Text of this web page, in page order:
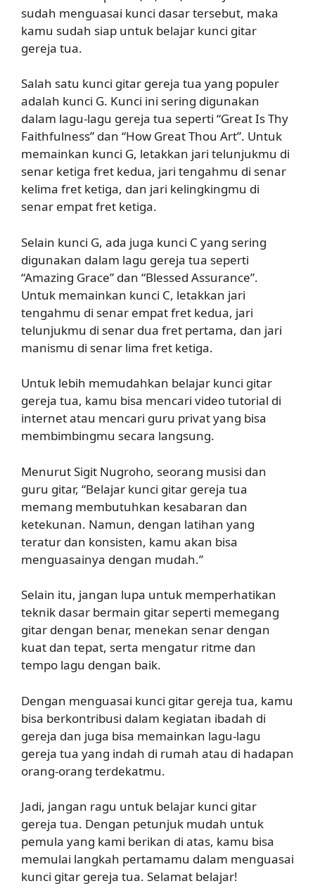
sudah menguasai kunci dasar tersebut, maka
kamu sudah siap untuk belajar kunci gitar
gereja tua.
Salah satu kunci gitar gereja tua yang populer
adalah kunci G. Kunci ini sering digunakan
dalam lagu-lagu gereja tua seperti “Great Is Thy
Faithfulness” dan “How Great Thou Art”. Untuk
memainkan kunci G, letakkan jari telunjukmu di
senar ketiga fret kedua, jari tengahmu di senar
kelima fret ketiga, dan jari kelingkingmu di
senar empat fret ketiga.
Selain kunci G, ada juga kunci C yang sering
digunakan dalam lagu gereja tua seperti
“Amazing Grace” dan “Blessed Assurance”.
Untuk memainkan kunci C, letakkan jari
tengahmu di senar empat fret kedua, jari
telunjukmu di senar dua fret pertama, dan jari
manismu di senar lima fret ketiga.
Untuk lebih memudahkan belajar kunci gitar
gereja tua, kamu bisa mencari video tutorial di
internet atau mencari guru privat yang bisa
membimbingmu secara langsung.
Menurut Sigit Nugroho, seorang musisi dan
guru gitar, “Belajar kunci gitar gereja tua
memang membutuhkan kesabaran dan
ketekunan. Namun, dengan latihan yang
teratur dan konsisten, kamu akan bisa
menguasainya dengan mudah.”
Selain itu, jangan lupa untuk memperhatikan
teknik dasar bermain gitar seperti memegang
gitar dengan benar, menekan senar dengan
kuat dan tepat, serta mengatur ritme dan
tempo lagu dengan baik.
Dengan menguasai kunci gitar gereja tua, kamu
bisa berkontribusi dalam kegiatan ibadah di
gereja dan juga bisa memainkan lagu-lagu
gereja tua yang indah di rumah atau di hadapan
orang-orang terdekatmu.
Jadi, jangan ragu untuk belajar kunci gitar
gereja tua. Dengan petunjuk mudah untuk
pemula yang kami berikan di atas, kamu bisa
memulai langkah pertamamu dalam menguasai
kunci gitar gereja tua. Selamat belajar!